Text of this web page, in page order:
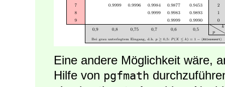
Eine andere Möglichkeit wäre,
Hilfe von pgfmath